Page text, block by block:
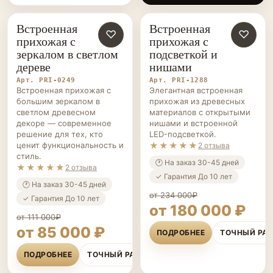
хранить вещи удобно!
ПРИХОЖИЕ НА ЗАКАЗ
♡
Встроенная
прихожая с
зеркалом в светлом
дереве
Арт. PRI-0249
Встроенная прихожая с
большим зеркалом в
светлом древесном
декоре — современное
решение для тех, кто
ценит функциональность и
стиль.
★★★★★ 2 отзыва
🕐 На заказ 30-45 дней
✓ Гарантия До 10 лет
от 111 000₽
от 85 000 ₽
ПОДРОБНЕЕ ТОЧНЫЙ РАСЧЁТ
ПРИХОЖИЕ НА ЗАКАЗ
♡
Встроенная
прихожая с
подсветкой и
нишами
Арт. PRI-1288
Элегантная встроенная
прихожая из древесных
материалов с открытыми
нишами и встроенной
LED-подсветкой.
★★★★★ 2 отзыва
🕐 На заказ 30-45 дней
✓ Гарантия До 10 лет
от 234 000₽
от 180 000 ₽
ПОДРОБНЕЕ ТОЧНЫЙ